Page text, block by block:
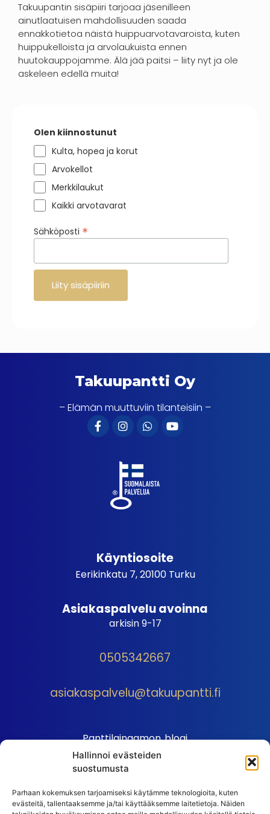
Hallinnoi evästeiden
suostumusta
Parhaan kokemuksen tarjoamiseksi käytämme teknologioita, kuten
evästeitä, tallentaaksemme ja/tai käyttääksemme laitetietoja. Näiden
Takuupantin sisäpiiri tarjoaa jäsenilleen
ainutlaatuisen mahdollisuuden saada
ennakkotietoa näistä huippuarvotavaroista, kuten
huippukelloista ja arvolaukuista ennen
huutokauppojamme. Älä jää paitsi – liity nyt ja ole
askeleen edellä muita!
Olen kiinnostunut
Kulta, hopea ja korut
Arvokellot
Merkkilaukut
Kaikki arvotavarat
Sähköposti *
Takuupantti Oy
– Elämän muuttuviin tilanteisiin –
Käyntiosoite
Eerikinkatu 7, 20100 Turku
Asiakaspalvelu avoinna
arkisin 9-17
0505342667
asiakaspalvelu@takuupantti.fi
Panttilainaamon blogi
Palveluhinnasto
Sopimusehdot
Autopantin sopimusehdot